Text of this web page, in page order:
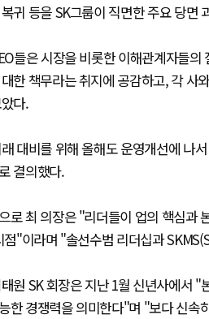
귀 등을 SK그룹이 직면한 주요 당면
들은 시장을 비롯한 이해관계자들
한 책무라는 취지에 공감하고, 각 사
다.
대비를 위해 올해도 운영개선에 나
결의했다.
로 최 의장은 "리더들이 업의 핵심과
점"이라며 "솔선수범 리더십과
원 SK 회장은 지난 1월 신년사에서
한 경쟁력을 의미한다"며 "보다 신속